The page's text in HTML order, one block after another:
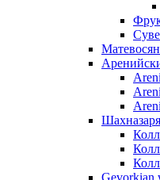
Areni
Gevorkian